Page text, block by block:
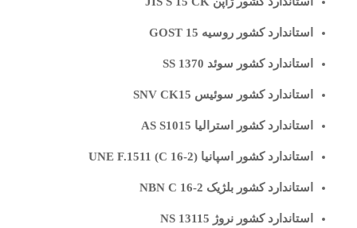
استاندارد کشور روسیه GOST 15
استاندارد کشور سوئد SS 1370
استاندارد کشور سوئیس SNV CK15
استاندارد کشور استرالیا AS S1015
استاندارد کشور اسپانیا UNE F.1511 (C 16-2)
استاندارد کشور بلژیک NBN C 16-2
استاندارد کشور نروژ NS 13115